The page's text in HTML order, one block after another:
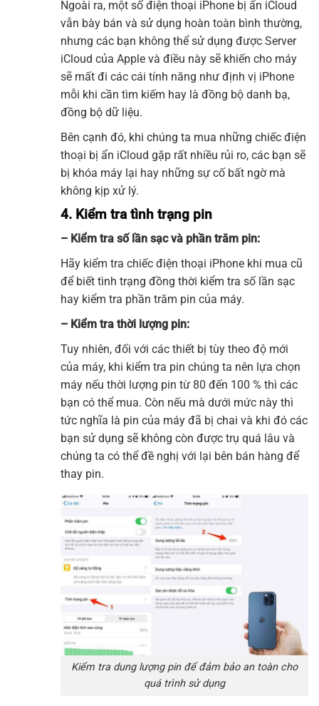
Ngoài ra, một số điện thoại iPhone bị ẩn iCloud
vẫn bày bán và sử dụng hoàn toàn bình thường,
nhưng các bạn không thể sử dụng được Server
iCloud của Apple và điều này sẽ khiến cho máy
sẽ mất đi các cái tính năng như định vị iPhone
mỗi khi cần tìm kiếm hay là đồng bộ danh bạ,
đồng bộ dữ liệu.
Bên cạnh đó, khi chúng ta mua những chiếc điện
thoại bị ẩn iCloud gặp rất nhiều rủi ro, các bạn sẽ
bị khóa máy lại hay những sự cố bất ngờ mà
không kịp xử lý.
4. Kiểm tra tình trạng pin
– Kiểm tra số lần sạc và phần trăm pin:
Hãy kiểm tra chiếc điện thoại iPhone khi mua cũ
để biết tình trạng đồng thời kiểm tra số lần sạc
hay kiểm tra phần trăm pin của máy.
– Kiểm tra thời lượng pin:
Tuy nhiên, đối với các thiết bị tùy theo độ mới
của máy, khi kiểm tra pin chúng ta nên lựa chọn
máy nếu thời lượng pin từ 80 đến 100 % thì các
bạn có thể mua. Còn nếu mà dưới mức này thì
tức nghĩa là pin của máy đã bị chai và khi đó các
bạn sử dụng sẽ không còn được trụ quá lâu và
chúng ta có thể đề nghị với lại bên bán hàng để
thay pin.
Kiểm tra dung lượng pin để đảm bảo an toàn cho
quá trình sử dụng